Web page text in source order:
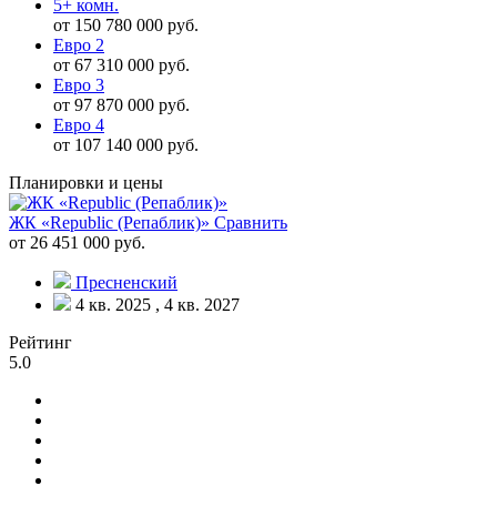
5+ комн.
от 150 780 000 руб.
Евро 2
от 67 310 000 руб.
Евро 3
от 97 870 000 руб.
Евро 4
от 107 140 000 руб.
Планировки и цены
ЖК «Republic (Репаблик)» Сравнить
от 26 451 000 руб.
Пресненский
4 кв. 2025 , 4 кв. 2027
Рейтинг
5.0